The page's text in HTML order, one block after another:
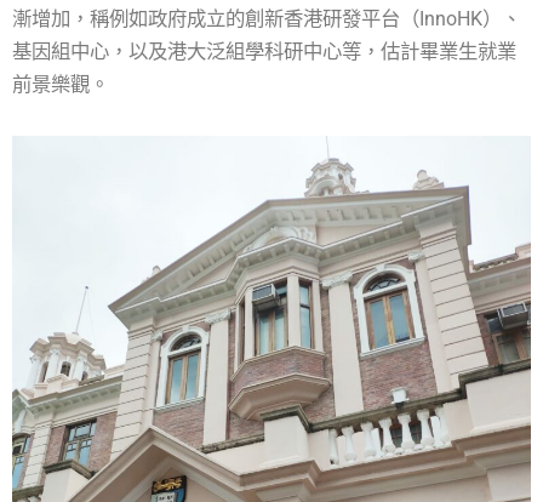
漸增加，稱例如政府成立的創新香港研發平台（InnoHK）、
基因組中心，以及港大泛組學科研中心等，估計畢業生就業
前景樂觀。